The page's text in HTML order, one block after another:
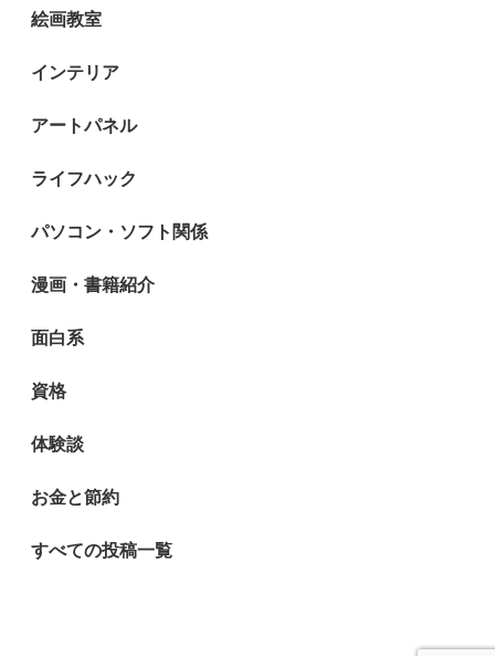
絵画教室
インテリア
アートパネル
ライフハック
パソコン・ソフト関係
漫画・書籍紹介
面白系
資格
体験談
お金と節約
すべての投稿一覧